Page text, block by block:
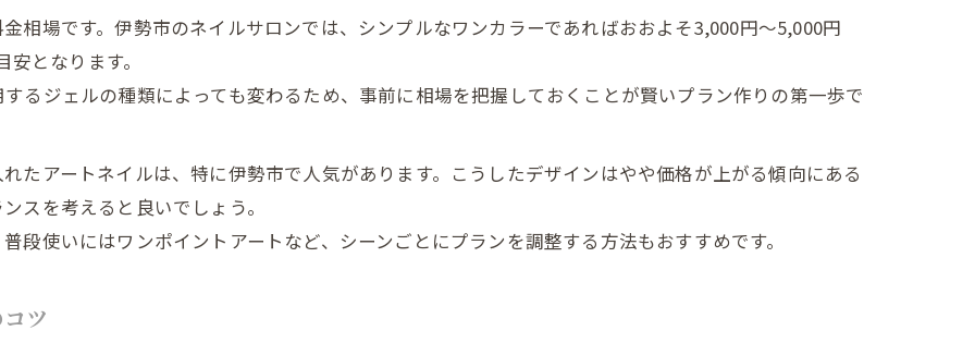
相場です。伊勢市のネイルサロンでは、シンプルなワンカラーであればおおよそ3,000円〜5,000円
となります。
るジェルの種類によっても変わるため、事前に相場を把握しておくことが賢いプラン作りの第一歩で
たアートネイルは、特に伊勢市で人気があります。こうしたデザインはやや価格が上がる傾向にある
スを考えると良いでしょう。
段使いにはワンポイントアートなど、シーンごとにプランを調整する方法もおすすめです。
ツ